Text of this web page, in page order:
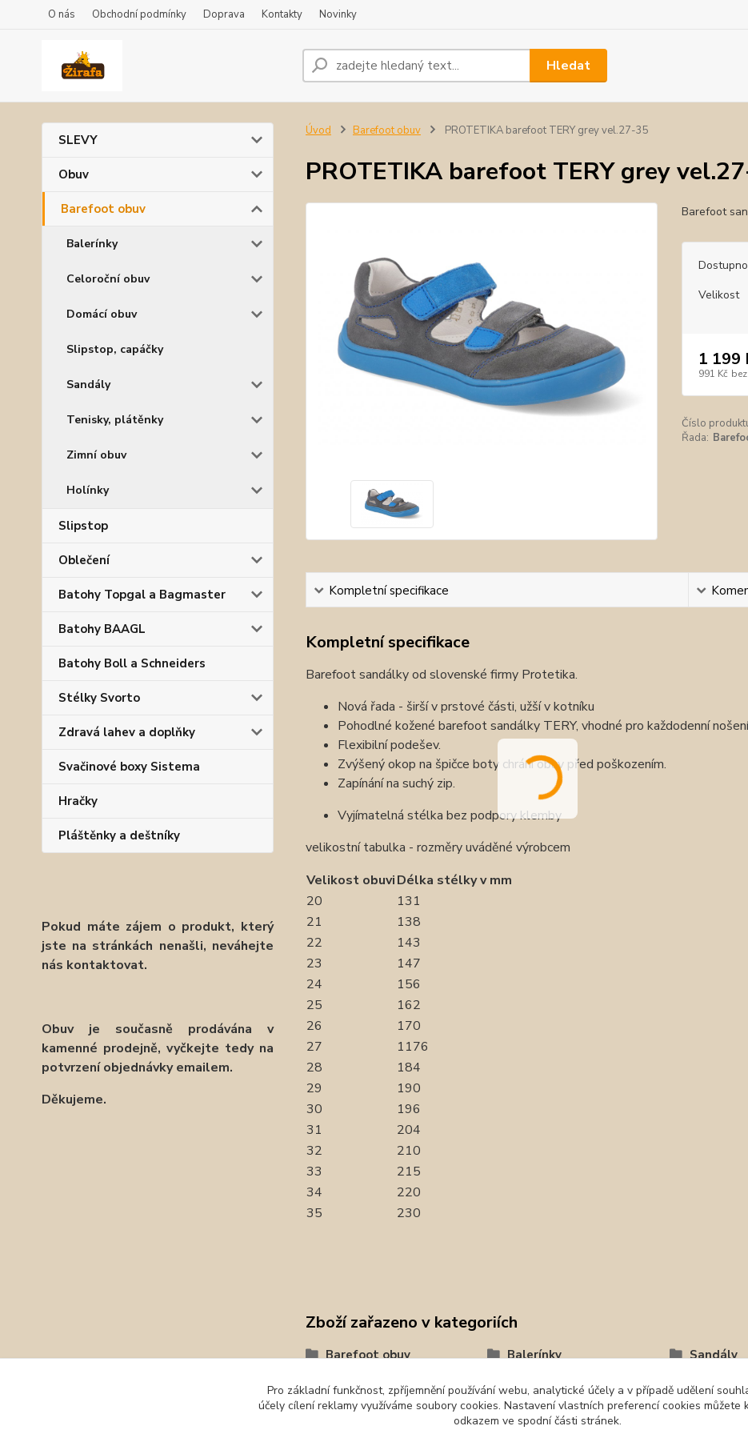
O nás Obchodní podmínky Doprava Kontakty Novinky
Hledat
SLEVY
Obuv
Barefoot obuv
Balerínky
Celoroční obuv
Domácí obuv
Slipstop, capáčky
Sandály
Tenisky, plátěnky
Zimní obuv
Holínky
Slipstop
Oblečení
Batohy Topgal a Bagmaster
Batohy BAAGL
Batohy Boll a Schneiders
Stélky Svorto
Zdravá lahev a doplňky
Svačinové boxy Sistema
Hračky
Pláštěnky a deštníky
Pokud máte zájem o produkt, který
jste na stránkách nenašli, neváhejte
nás kontaktovat.
Obuv je současně prodávána v
kamenné prodejně, vyčkejte tedy na
potvrzení objednávky emailem.
Děkujeme.
Úvod Barefoot obuv PROTETIKA barefoot TERY grey vel.27-35
PROTETIKA barefoot TERY grey
Barefoot
Velikost
1 199
991 Kč
Číslo
Řada:
Kompletní specifikace
Kompletní specifikace
Barefoot sandálky od slovenské firmy Protetika.
Nová řada - širší v prstové části, užší v kotníku
Pohodlné kožené barefoot sandálky TERY, vhodné pro každodenní
Flexibilní podešev.
Zvýšený okop na špičce boty chrání obuv před poškozením.
Zapínání na suchý zip.
Vyjímatelná stélka bez podpory klemby
velikostní tabulka - rozměry uváděné výrobcem
Velikost obuviDélka stélky v mm
20
131
21
138
22
143
23
147
24
156
25
162
26
170
27
1176
28
184
29
190
30
196
31
204
32
210
33
215
34
220
35
230
Zboží zařazeno v kategoriích
Barefoot obuv Balerínky Sandály
Protetika
Pro základní funkčnost, zpříjemnění používání webu, analytické účely a v případě udělení
účely cílení reklamy využíváme soubory cookies. Nastavení vlastních preferencí cookies můžete
odkazem ve spodní části stránek.